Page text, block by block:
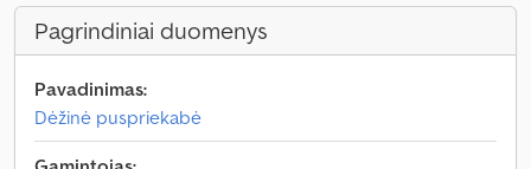
Pagrindiniai duomenys
Pavadinimas:
Dėžinė puspriekabė